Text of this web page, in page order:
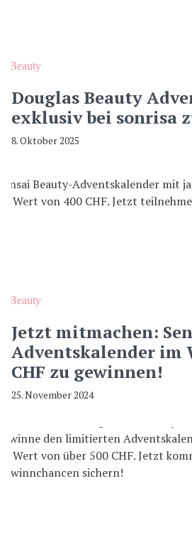
Beauty
Douglas Beauty
exklusiv bei sonrisa
8. Oktober 2025
Beauty
Jetzt mitmachen:
Adventskalender im
CHF zu gewinnen!
25. November 2024